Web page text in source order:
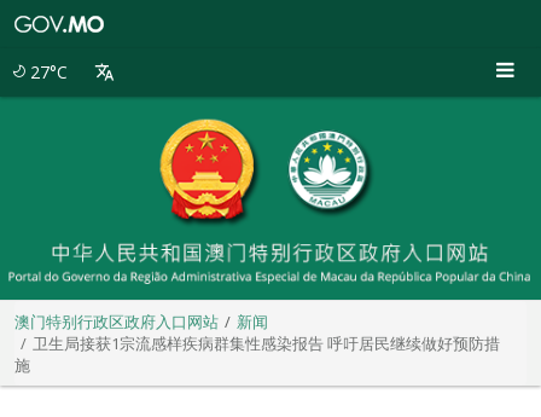
27°C
澳门特别行政区政府入口网站
新闻
卫生局接获1宗流感样疾病群集性感染报告 呼吁居民继续做好预防措
施